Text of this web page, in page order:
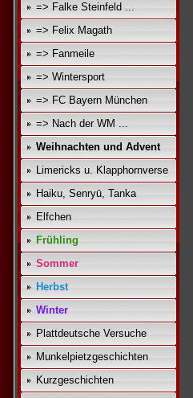
=> Falke Steinfeld ...
=> Felix Magath
=> Fanmeile
=> Wintersport
=> FC Bayern München
=> Nach der WM ...
Weihnachten und Advent
Limericks u. Klapphornverse
Haiku, Senryū, Tanka
Elfchen
Frühling
Sommer
Herbst
Winter
Plattdeutsche Versuche
Munkelpietzgeschichten
Kurzgeschichten